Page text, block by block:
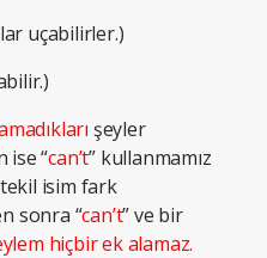
uçabilirler.)
şeyler
ise “can’t” kullanmamız
isim fark
sonra “can’t” ve bir
hiçbir ek alamaz.